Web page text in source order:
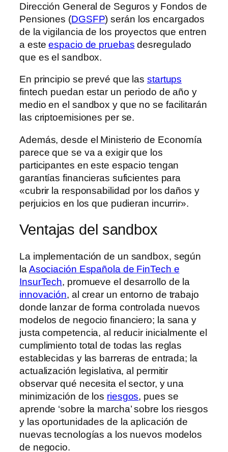
Dirección General de Seguros y Fondos de
Pensiones (DGSFP) serán los encargados
de la vigilancia de los proyectos que entren
a esteespacio de pruebas desregulado
que es el sandbox.
En principio se prevé que las startups
fintech puedan estar un periodo de año y
medio en el sandbox y que no se facilitarán
las criptoemisiones per se.
Además, desde el Ministerio de Economía
parece que se va a exigir que los
participantes en este espacio tengan
garantías financieras suficientes para
«cubrir la responsabilidad por los daños y
perjuicios en los que pudieran incurrir».
Ventajas del sandbox
La implementación de un sandbox, según
la Asociación Española de FinTech e
InsurTech, promueve el desarrollo de la
innovación, al crear un entorno de trabajo
donde lanzar de forma controlada nuevos
modelos de negocio financiero; la sana y
justa competencia, al reducir inicialmente el
cumplimiento total de todas las reglas
establecidas y las barreras de entrada; la
actualización legislativa, al permitir
observar qué necesita el sector, y una
minimización de los riesgos, pues se
aprende ‘sobre la marcha’ sobre los riesgos
y las oportunidades de la aplicación de
nuevas tecnologías a los nuevos modelos
de negocio.